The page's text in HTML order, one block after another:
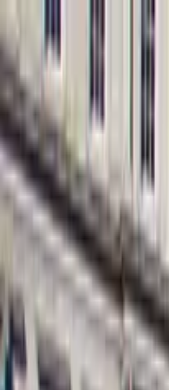
Cercare per città